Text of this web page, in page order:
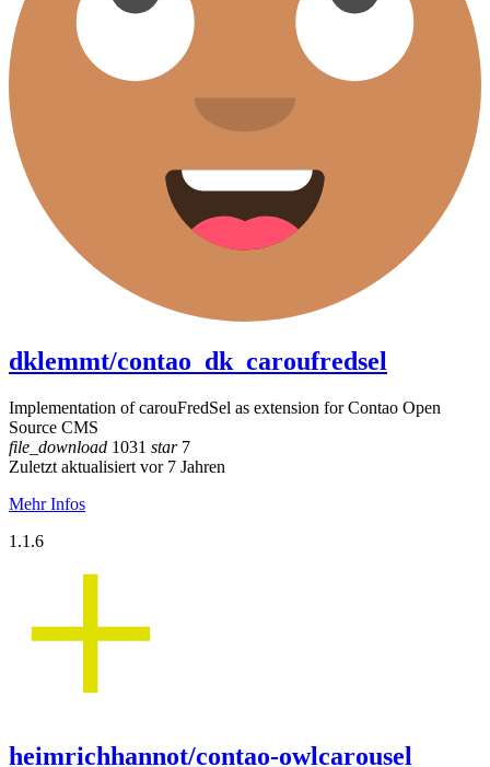
dklemmt/contao_dk_caroufredsel
Implementation of carouFredSel as extension for Contao Open
Source CMS
file_download 1031 star7
Zuletzt aktualisiert vor 7 Jahren
Mehr Infos
1.1.6
heimrichhannot/contao-owlcarousel